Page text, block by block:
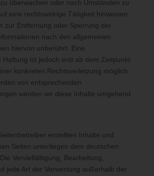
überwachen oder nach Umständen zu
eine rechtswidrige Tätigkeit hinweisen.
zur Entfernung oder Sperrung der
nach den allgemeinen
hiervon unberührt. Eine
Haftung ist jedoch erst ab dem Zeitpunkt
konkreten Rechtsverletzung möglich.
von entsprechenden
werden wir diese Inhalte umgehend
erstellten Inhalte und
Seiten unterliegen dem deutschen
Vervielfältigung, Bearbeitung,
jede Art der Verwertung außerhalb der
Daten sind alle Informationen, die sich auf
identifizierbare natürliche Person (im
Person") beziehen. Als identifizierbar wird
angesehen, die direkt oder indirekt,
Zuordnung zu einer Kennung wie einem
zu Standortdaten, zu einer
zu einem oder mehreren besonderen
der physischen, physiologischen,
wirtschaftlichen, kulturellen oder
natürlichen Person sind, identifiziert
Person
jede identifizierte oder identifizierbare
personenbezogene Daten von dem für
verarbeitet werden.